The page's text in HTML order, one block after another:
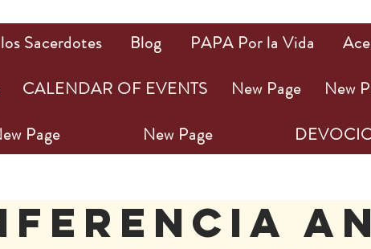
Sacerdotes Blog PAPA Por la Vida
CALENDAR OF EVENTS New Page New
Page New Page